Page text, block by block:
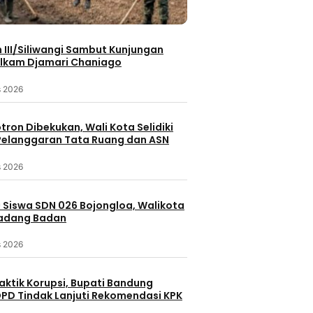
Monggak,
dan Bendera
Berita Terbaru
Dibangun, Ada Harapan Roda
Ekonomi Bergerak Cepat
III/Siliwangi Sambut Kunjungan
Djamari Chaniago
2026
Dibekukan, Wali Kota Selidiki
Tata Ruang dan ASN
2026
Siswa SDN 026 Bojongloa, Walikota
Badan
2026
Korupsi, Bupati Bandung
Tindak Lanjuti Rekomendasi KPK